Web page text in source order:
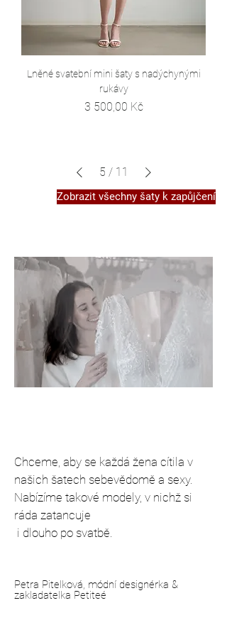
Lněné svatební mini šaty s nadýchynými
rukávy
Cena
3 500,00 Kč
5 / 11
Zobrazit všechny šaty k zapůjčení
Chceme, aby se každá žena cítila v
našich šatech sebevědomě a sexy.
Nabízíme takové modely, v nichž si
ráda zatancuje
i dlouho po svatbě.
Petra Pitelková, módní designérka &
zakladatelka Petiteé